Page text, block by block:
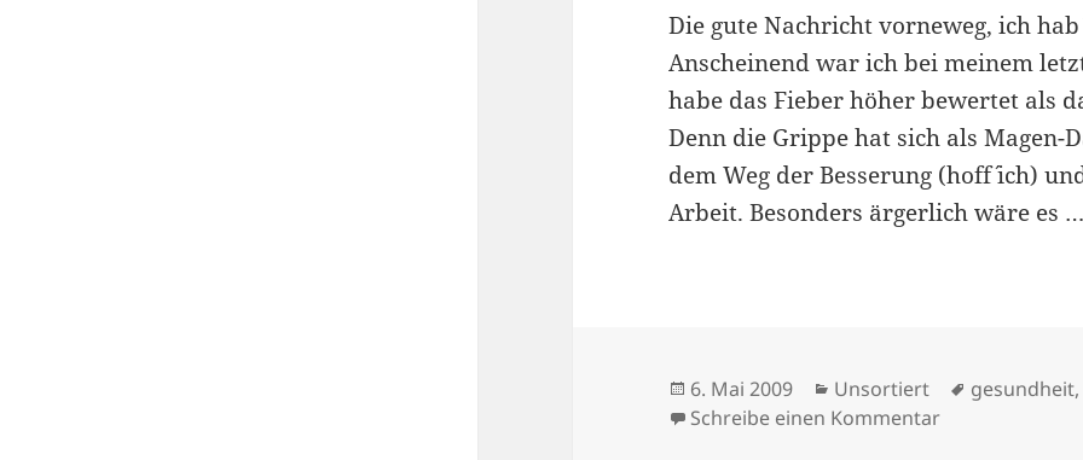
Die gute Nachricht vorneweg, ich
Anscheinend war ich bei meinem
habe das Fieber höher bewertet als
Denn die Grippe hat sich als
dem Weg der Besserung (hoff´ ich)
Arbeit. Besonders ärgerlich wäre es
Veröffentlicht
am
6. Mai 2009 Kategorien
Unsortiert gesundheit,
Schreibe einen Kommentarzu 06/05/2009